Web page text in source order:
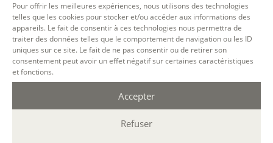
Pour offrir les meilleures expériences, nous utilisons des technologies
telles que les cookies pour stocker et/ou accéder aux informations des
appareils. Le fait de consentir à ces technologies nous permettra de
traiter des données telles que le comportement de navigation ou les ID
uniques sur ce site. Le fait de ne pas consentir ou de retirer son
consentement peut avoir un effet négatif sur certaines caractéristiques
et fonctions.
Accepter
Refuser
Tarif formation permanente
Le parcours – Module 2 :
Techniques de base – session
12395
Tarif formation permanente
Le parcours – Module 2 :
12478
720,00